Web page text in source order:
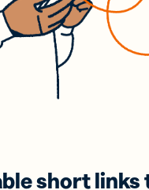
short links